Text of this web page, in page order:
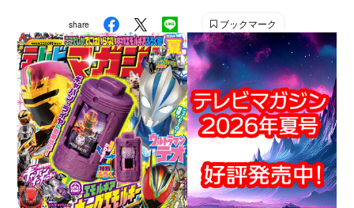
share ブックマーク